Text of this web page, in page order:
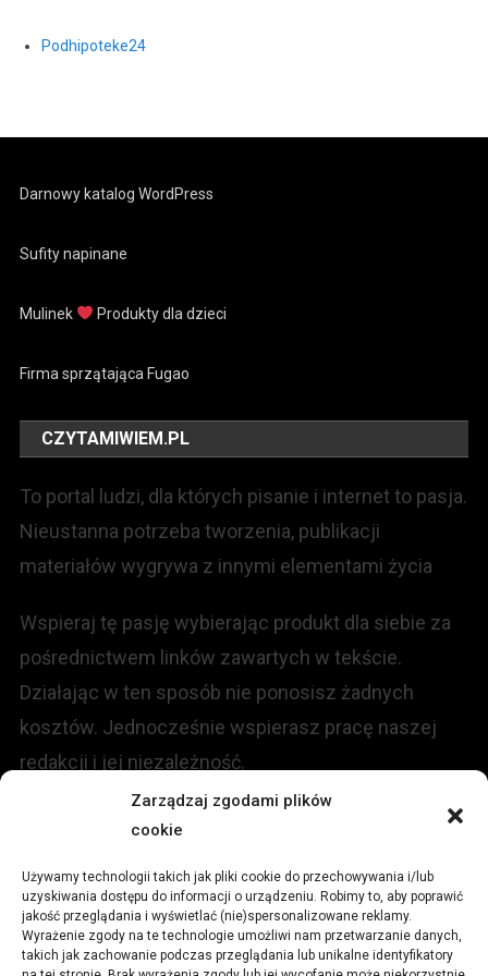
Zarządzaj zgodami plików
cookie
Używamy technologii takich jak pliki cookie do przechowywania i/lub
uzyskiwania dostępu do informacji o urządzeniu. Robimy to, aby poprawić
jakość przeglądania i wyświetlać (nie)spersonalizowane reklamy.
Wyrażenie zgody na te technologie umożliwi nam przetwarzanie danych,
takich jak zachowanie podczas przeglądania lub unikalne identyfikatory
Podhipoteke24
Darnowy katalog WordPress
Sufity napinane
Mulinek Produkty dla dzieci
Firma sprzątająca Fugao
CZYTAMIWIEM.PL
To portal ludzi, dla których pisanie i internet to pasja.
Nieustanna potrzeba tworzenia, publikacji
materiałów wygrywa z innymi elementami życia
Wspieraj tę pasję wybierając produkt dla siebie za
pośrednictwem linków zawartych w tekście.
Działając w ten sposób nie ponosisz żadnych
kosztów. Jednocześnie wspierasz pracę naszej
redakcji i jej niezależność.
Redakcja portalu:
ul.Stara 13, 42-600 Tarnowskie Góry